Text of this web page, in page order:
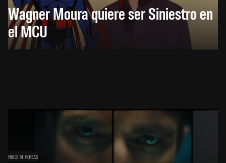
Wagner Moura quiere ser Siniestro en
el MCU
HACE 14 HORAS